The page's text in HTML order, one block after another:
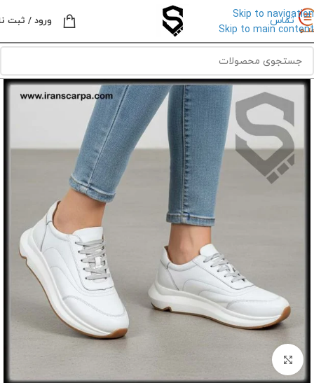
Skip to navigation
Skip to main content
تماس ورود / ثبت
بزرگنمایی تصویر